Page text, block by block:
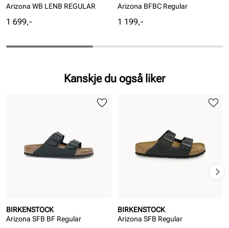
Arizona WB LENB REGULAR
Pris
1 699,-
Arizona BFBC Regular
Pris
1 199,-
Kanskje du også liker
BIRKENSTOCK
Arizona SFB BF Regular
BIRKENSTOCK
Arizona SFB Regular